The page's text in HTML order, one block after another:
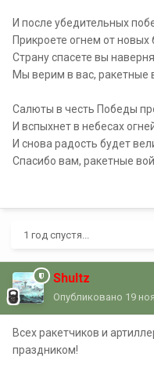
И после убедительных
Прикроете огнем от новых
Страну спасете вы
Мы верим в вас, ракетные
Салюты в честь Победы
И вспыхнет в небесах
И снова радость будет
Спасибо вам, ракетные
1 год спустя...
Shultz
Опубликовано 19
Всех ракетчиков и
праздником!